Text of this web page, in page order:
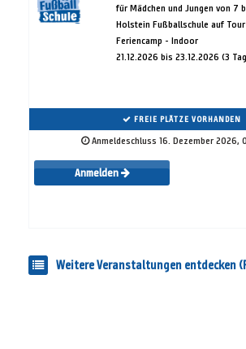
für Mädchen und Jungen von 7
Holstein Fußballschule auf Tour
Feriencamp - Indoor
21.12.2026 bis 23.12.2026 (3
FREIE PLÄTZE VORHANDEN
Anmeldeschluss 16. Dezember 2026,
Anmelden
Weitere Veranstaltungen entdecken